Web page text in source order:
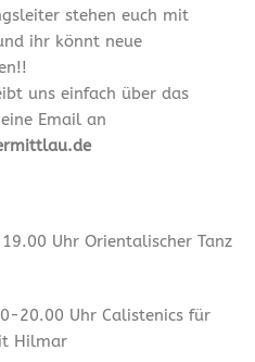
stehen euch mit
ihr könnt neue
uns einfach über das
Email an
Uhr Orientalischer Tanz
20.00 Uhr Calistenics für
Hilmar